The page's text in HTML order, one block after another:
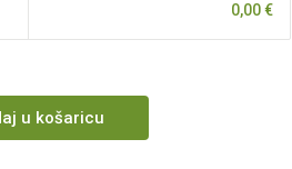
0,00€
u košaricu